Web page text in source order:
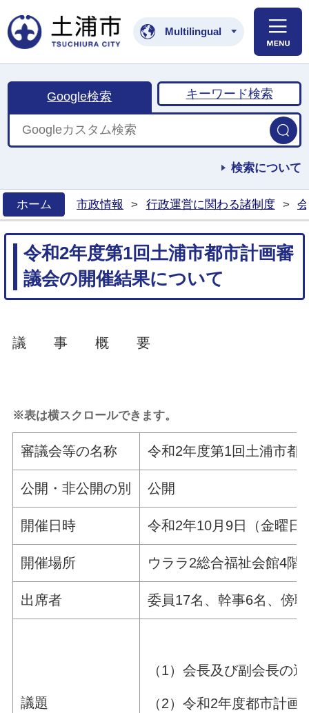
土浦市公式ホームペ
Multilingual
Google検索 キーワード検索
検索について
ホーム
市政情報 > 行政運営に関わる諸制度 >
令和2年度第1回土浦市都市計画審
議会の開催結果について
議 事 概 要
※表は横スクロールできます。
審議会等の名称 令和2年度第1回土浦市都
公開・非公開の別 公開
開催日時 令和2年10月9日（金曜日
開催場所 ウララ2総合福祉会館4階
出席者 委員17名、幹事6名、傍
議題
（1）会長及び副会長の
（2）令和2年度都市計